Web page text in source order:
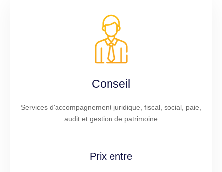
Conseil
Services d'accompagnement juridique, fiscal, social, paie,
audit et gestion de patrimoine
Prix entre